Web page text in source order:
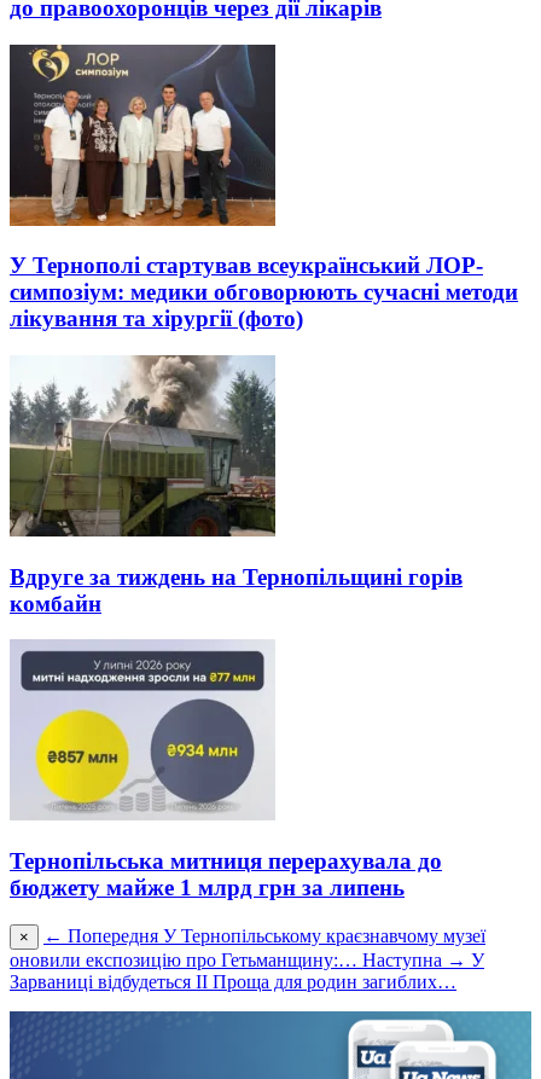
до правоохоронців через дії лікарів
У Тернополі стартував всеукраїнський ЛОР-
симпозіум: медики обговорюють сучасні методи
лікування та хірургії (фото)
Вдруге за тиждень на Тернопільщині горів
комбайн
Тернопільська митниця перерахувала до
бюджету майже 1 млрд грн за липень
× ← Попередня У Тернопільському краєзнавчому музеї
оновили експозицію про Гетьманщину:… Наступна → У
Зарваниці відбудеться ІІ Проща для родин загиблих…